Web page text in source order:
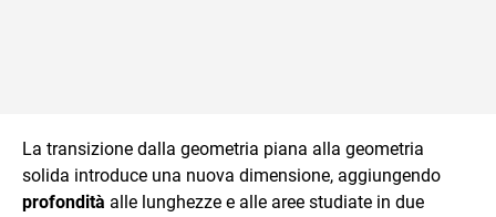
La transizione dalla geometria piana alla geometria
solida introduce una nuova dimensione, aggiungendo
profondità alle lunghezze e alle aree studiate in due